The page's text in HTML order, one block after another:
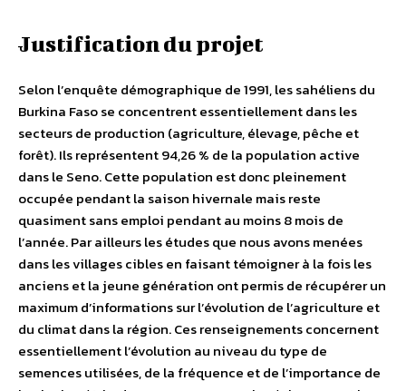
Justification du projet
Selon l’enquête démographique de 1991, les sahéliens du
Burkina Faso se concentrent essentiellement dans les
secteurs de production (agriculture, élevage, pêche et
forêt). Ils représentent 94,26 % de la population active
dans le Seno. Cette population est donc pleinement
occupée pendant la saison hivernale mais reste
quasiment sans emploi pendant au moins 8 mois de
l’année. Par ailleurs les études que nous avons menées
dans les villages cibles en faisant témoigner à la fois les
anciens et la jeune génération ont permis de récupérer un
maximum d’informations sur l’évolution de l’agriculture et
du climat dans la région. Ces renseignements concernent
essentiellement l’évolution au niveau du type de
semences utilisées, de la fréquence et de l’importance de